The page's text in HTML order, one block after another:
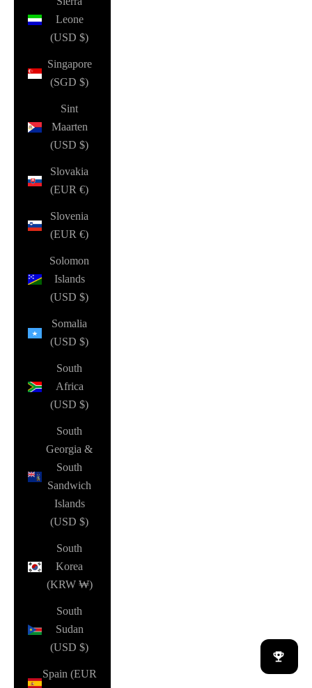
Leone
(USD $)
Singapore
(SGD $)
Sint
Maarten
(USD $)
Slovakia
(EUR €)
Slovenia
(EUR €)
Solomon
Islands
(USD $)
Somalia
(USD $)
South
Africa
(USD $)
South
Georgia &
South
Sandwich
Islands
(USD $)
South
Korea
(KRW ₩)
South
Sudan
(USD $)
Spain (EUR